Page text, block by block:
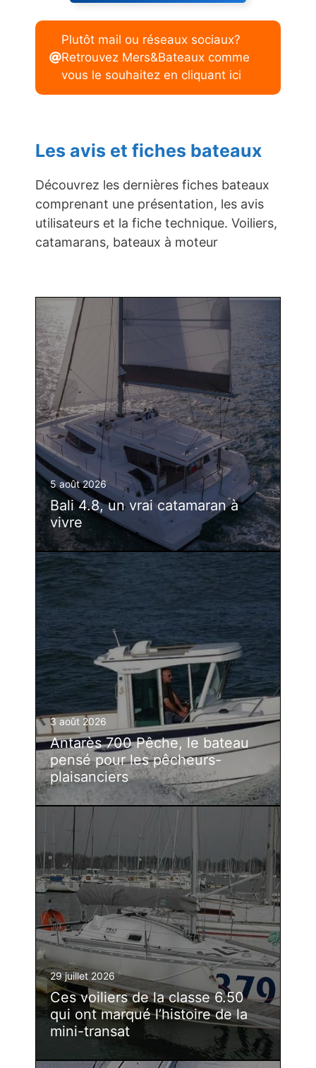
Plutôt mail ou réseaux sociaux?
Retrouvez Mers&Bateaux comme
vous le souhaitez en cliquant ici
Les avis et fiches bateaux
Découvrez les dernières fiches bateaux
comprenant une présentation, les avis
utilisateurs et la fiche technique. Voiliers,
catamarans, bateaux à moteur
5 août 2026
Bali 4.8, un vrai catamaran à
vivre
3 août 2026
Antarès 700 Pêche, le bateau
pensé pour les pêcheurs-
plaisanciers
29 juillet 2026
Ces voiliers de la classe 6.50
qui ont marqué l’histoire de la
mini-transat